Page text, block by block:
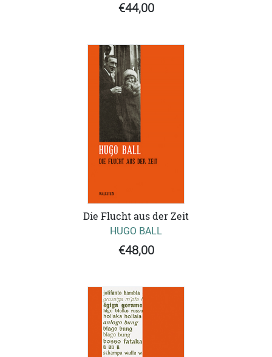
€44,00
Die Flucht aus der Zeit
HUGO BALL
€48,00